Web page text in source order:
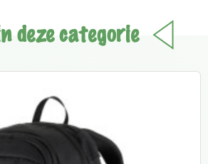
deze categorie